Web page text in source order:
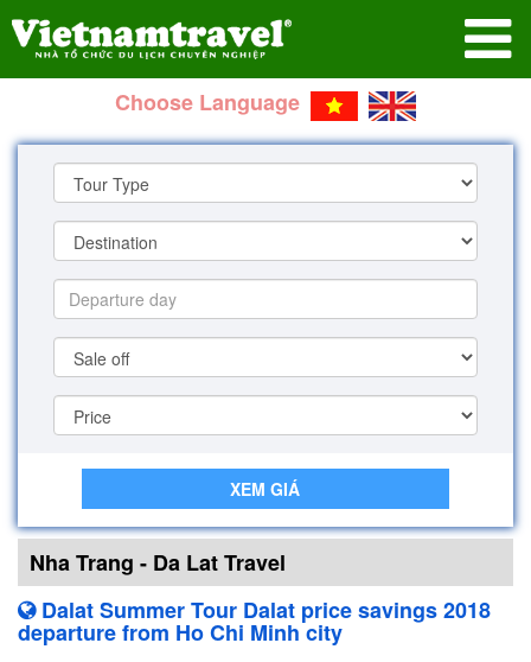
Choose Language
XEM GIÁ
Nha Trang - Da Lat Travel
Dalat Summer Tour Dalat price savings 2018
departure from Ho Chi Minh city